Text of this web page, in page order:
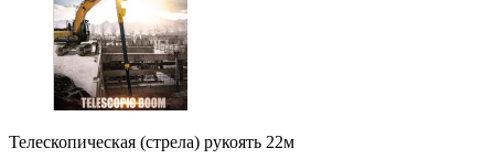
Телескопическая (стрела) рукоять 22м